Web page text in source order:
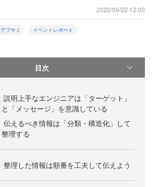
2022/09/22 12:00
デブサミ イベントレポート
目次
説明上手なエンジニアは「ターゲット」
と「メッセージ」を意識している
伝えるべき情報は「分類・構造化」して
整理する
整理した情報は順番を工夫して伝えよう